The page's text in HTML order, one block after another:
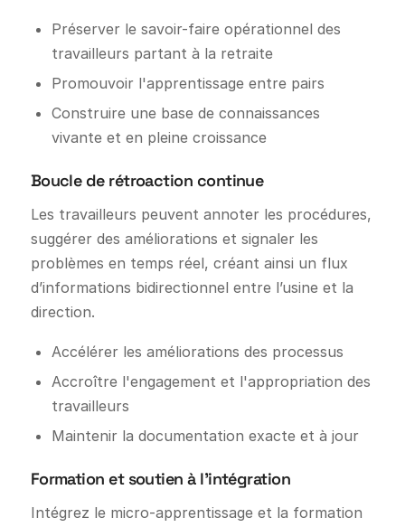
Préserver le savoir-faire opérationnel des
travailleurs partant à la retraite
Promouvoir l'apprentissage entre pairs
Construire une base de connaissances
vivante et en pleine croissance
Boucle de rétroaction continue
Les travailleurs peuvent annoter les procédures,
suggérer des améliorations et signaler les
problèmes en temps réel, créant ainsi un flux
d’informations bidirectionnel entre l’usine et la
direction.
Accélérer les améliorations des processus
Accroître l'engagement et l'appropriation des
travailleurs
Maintenir la documentation exacte et à jour
Formation et soutien à l'intégration
Intégrez le micro-apprentissage et la formation